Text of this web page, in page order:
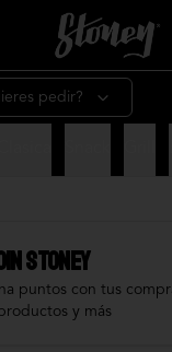
pedir?
STONEY
puntos con tus
y más